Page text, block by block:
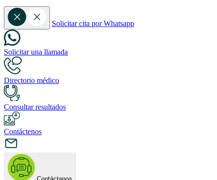
Solicitar cita por Whatsapp
Solicitar una llamada
Directorio médico
Consultar resultados
Contáctenos